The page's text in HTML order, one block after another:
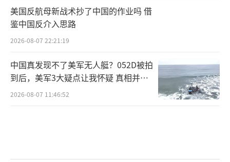
美国反航母新战术抄了中国的作业吗 借
鉴中国反介入思路
2026-08-07 22:21:19
中国真发现不了美军无人艇？052D被拍
到后，美军3大疑点让我怀疑 真相并非
如此
2026-08-07 11:46:52